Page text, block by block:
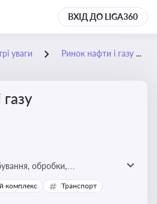
ВХІД ДО LIGA360
уваги Ринок нафти і газу
обробки,
нафти й природного
для енергетичної безпеки,
комплекс
Транспорт